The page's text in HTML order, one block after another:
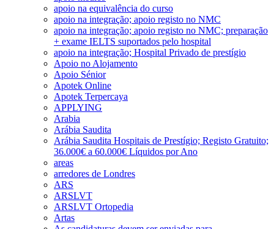
apoio na equivalência do curso
apoio na integração; apoio registo no NMC
apoio na integração; apoio registo no NMC; preparação
+ exame IELTS suportados pelo hospital
apoio na integração; Hospital Privado de prestígio
Apoio no Alojamento
Apoio Sénior
Apotek Online
Apotek Terpercaya
APPLYING
Arabia
Arábia Saudita
Arábia Saudita Hospitais de Prestígio; Registo Gratuito;
36.000€ a 60.000€ Líquidos por Ano
areas
arredores de Londres
ARS
ARSLVT
ARSLVT Ortopedia
Artas